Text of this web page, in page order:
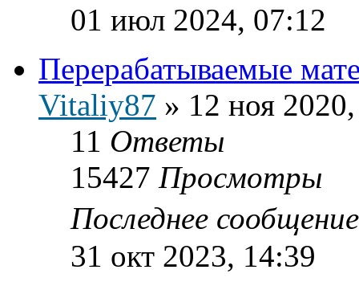
01 июл 2024, 07:12
Перерабатываемые
Vitaliy87 » 12 ноя
11 Ответы
15427 Просмотры
Последнее
31 окт 2023, 14:39